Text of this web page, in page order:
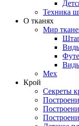
Техника
О тканях
Мир
Мех
Крой
Секреты